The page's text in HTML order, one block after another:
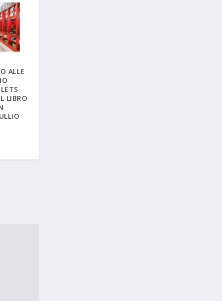
ALLE
LIBRO